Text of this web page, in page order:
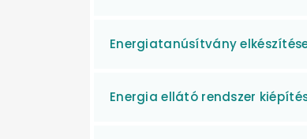
Energiatanúsítvány
Energia ellátó rendszer